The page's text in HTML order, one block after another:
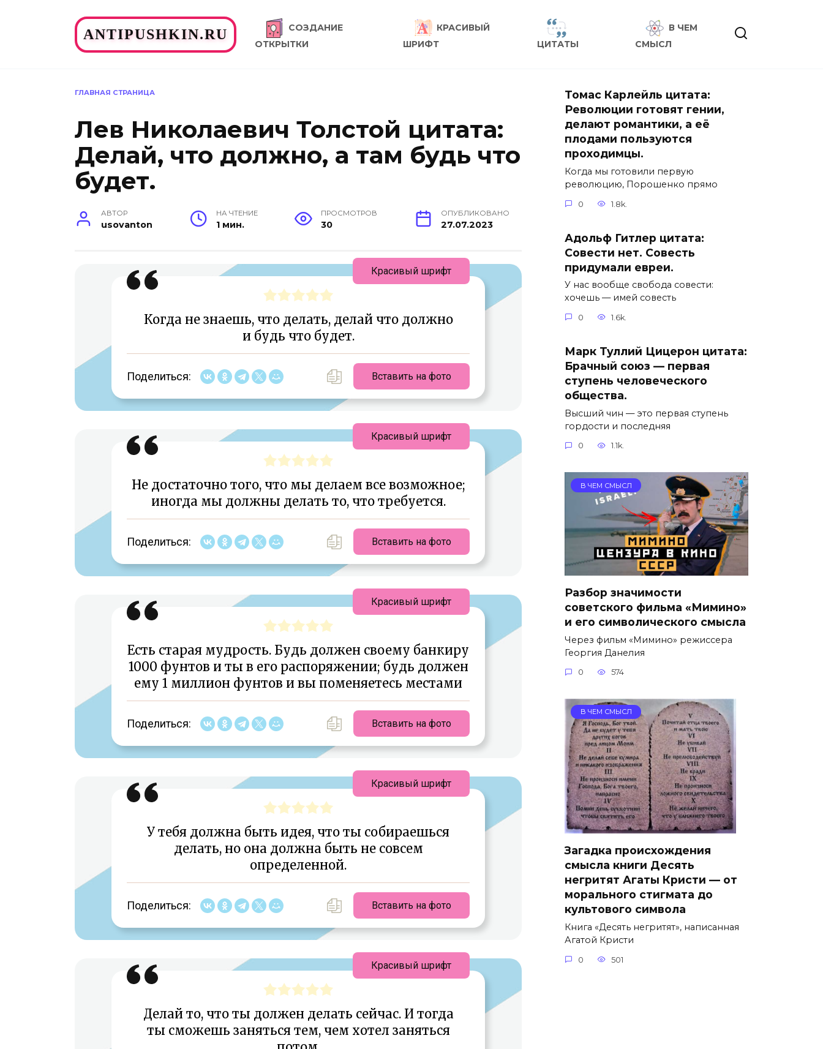
ANTIPUSHKIN.RU
СОЗДАНИЕ
ОТКРЫТКИ
КРАСИВЫЙ
ШРИФТ
ЦИТАТЫ
В ЧЕМ
СМЫСЛ
ГЛАВНАЯ СТРАНИЦА
Лев Николаевич Толстой цитата:
Делай, что должно, а там будь что
будет.
АВТОР
usovanton
НА ЧТЕНИЕ
1 мин.
ПРОСМОТРОВ
30
ОПУБЛИКОВАНО
27.07.2023
Когда не знаешь, что делать, делай что должно
и будь что будет.
Поделиться: Вставить на фото
Красивый шрифт
Не достаточно того, что мы делаем все возможное;
иногда мы должны делать то, что требуется.
Поделиться: Вставить на фото
Красивый шрифт
Есть старая мудрость. Будь должен своему банкиру
1000 фунтов и ты в его распоряжении; будь должен
ему 1 миллион фунтов и вы поменяетесь местами
Поделиться: Вставить на фото
Красивый шрифт
У тебя должна быть идея, что ты собираешься
делать, но она должна быть не совсем
определенной.
Поделиться: Вставить на фото
Красивый шрифт
Делай то, что ты должен делать сейчас. И тогда
ты сможешь заняться тем, чем хотел заняться
Красивый шрифт
Томас Карлейль цитата:
Революции готовят гении,
делают романтики, а её
плодами пользуются
проходимцы.
Когда мы готовили первую
революцию, Порошенко прямо
0 1.8k.
Адольф Гитлер цитата:
Совести нет. Совесть
придумали евреи.
У нас вообще свобода совести:
хочешь — имей совесть
0 1.6k.
Марк Туллий Цицерон цитата:
Брачный союз — первая
ступень человеческого
общества.
Высший чин — это первая ступень
гордости и последняя
0 1.1k.
В ЧЕМ СМЫСЛ
Разбор значимости
советского фильма «Мимино»
и его символического смысла
Через фильм «Мимино» режиссера
Георгия Данелия
0 574
В ЧЕМ СМЫСЛ
Загадка происхождения
смысла книги Десять
негритят Агаты Кристи — от
морального стигмата до
культового символа
Книга «Десять негритят», написанная
Агатой Кристи
0 501